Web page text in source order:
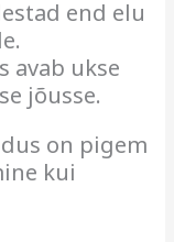
end elu
avab ukse
jõusse.
on pigem
kui